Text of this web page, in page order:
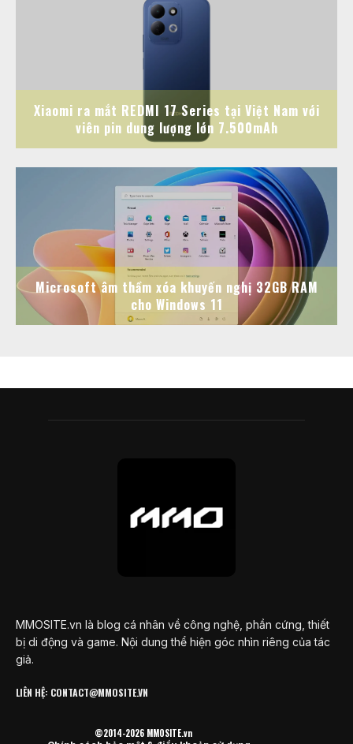
Xiaomi ra mắt REDMI 17 Series tại Việt Nam với
viên pin dung lượng lớn 7.500mAh
Microsoft âm thầm xóa khuyến nghị 32GB RAM
cho Windows 11
MMOSITE.vn là blog cá nhân về công nghệ, phần cứng, thiết
bị di động và game. Nội dung thể hiện góc nhìn riêng của tác
giả.
LIÊN HỆ: CONTACT@MMOSITE.VN
©2014-2026 MMOSITE.vn